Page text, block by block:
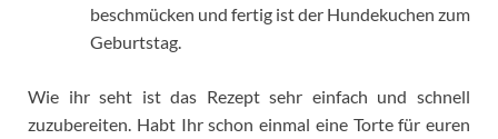
beschmücken und fertig ist der Hundekuchen zum
Geburtstag.
Wie ihr seht ist das Rezept sehr einfach und schnell
zuzubereiten. Habt Ihr schon einmal eine Torte für euren